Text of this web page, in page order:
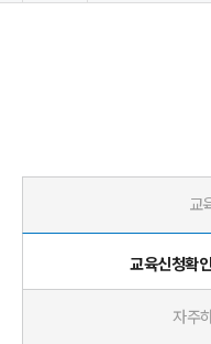
교
교육신청확
자주